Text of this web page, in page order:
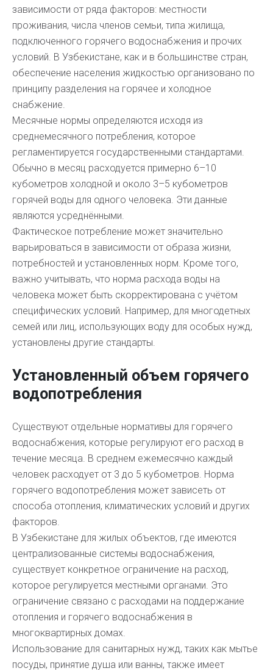
зависимости от ряда факторов: местности
проживания, числа членов семьи, типа жилища,
подключенного горячего водоснабжения и прочих
условий. В Узбекистане, как и в большинстве стран,
обеспечение населения жидкостью организовано по
принципу разделения на горячее и холодное
снабжение.
Месячные нормы определяются исходя из
среднемесячного потребления, которое
регламентируется государственными стандартами.
Обычно в месяц расходуется примерно 6–10
кубометров холодной и около 3–5 кубометров
горячей воды для одного человека. Эти данные
являются усреднёнными.
Фактическое потребление может значительно
варьироваться в зависимости от образа жизни,
потребностей и установленных норм. Кроме того,
важно учитывать, что норма расхода воды на
человека может быть скорректирована с учётом
специфических условий. Например, для многодетных
семей или лиц, использующих воду для особых нужд,
установлены другие стандарты.
Установленный объем горячего
водопотребления
Существуют отдельные нормативы для горячего
водоснабжения, которые регулируют его расход в
течение месяца. В среднем ежемесячно каждый
человек расходует от 3 до 5 кубометров. Норма
горячего водопотребления может зависеть от
способа отопления, климатических условий и других
факторов.
В Узбекистане для жилых объектов, где имеются
централизованные системы водоснабжения,
существует конкретное ограничение на расход,
которое регулируется местными органами. Это
ограничение связано с расходами на поддержание
отопления и горячего водоснабжения в
многоквартирных домах.
Использование для санитарных нужд, таких как мытье
посуды, принятие душа или ванны, также имеет